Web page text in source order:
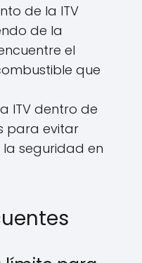
de la ITV
de la
el
que
ITV dentro de
para evitar
seguridad en